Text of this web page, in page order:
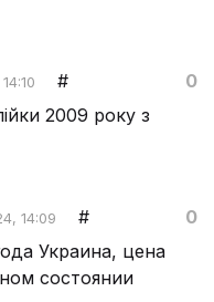
#
0
2009 року з
14:09 #
0
Украина, цена
состоянии